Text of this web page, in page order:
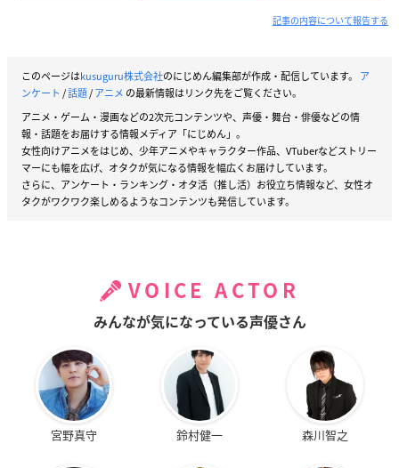
記事の内容について報告する
このページはkusuguru株式会社のにじめん編集部が作成・配信しています。 ア
ンケート /話題/アニメ の最新情報はリンク先をご覧ください。
アニメ・ゲーム・漫画などの2次元コンテンツや、声優・舞台・俳優などの情
報・話題をお届けする情報メディア「にじめん」。
女性向けアニメをはじめ、少年アニメやキャラクター作品、VTuberなどストリー
マーにも幅を広げ、オタクが気になる情報を幅広くお届けしています。
さらに、アンケート・ランキング・オタ活（推し活）お役立ち情報など、女性オ
タクがワクワク楽しめるようなコンテンツも発信しています。
VOICE ACTOR
みんなが気になっている声優さん
宮野真守 鈴村健一 森川智之